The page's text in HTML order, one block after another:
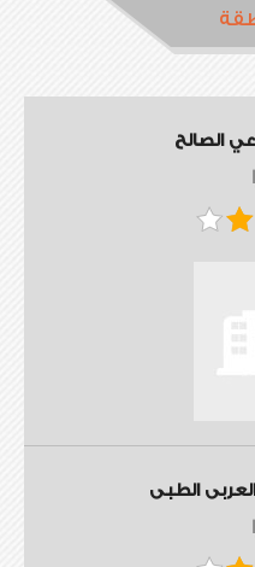
الصالح
الطبى